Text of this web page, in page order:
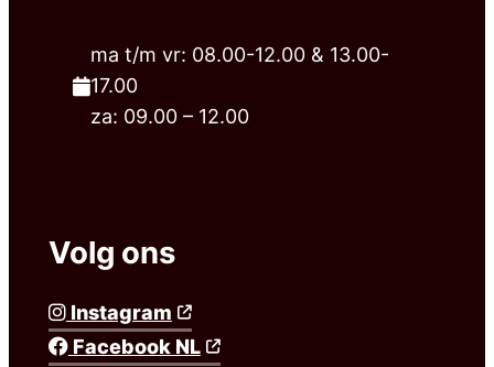
ma t/m vr: 08.00-12.00 & 13.00-
17.00
za: 09.00 – 12.00
Volg ons
Instagram
Facebook NL